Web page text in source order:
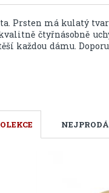
Prsten má kulatý
čtyřnásobně
každou dámu.